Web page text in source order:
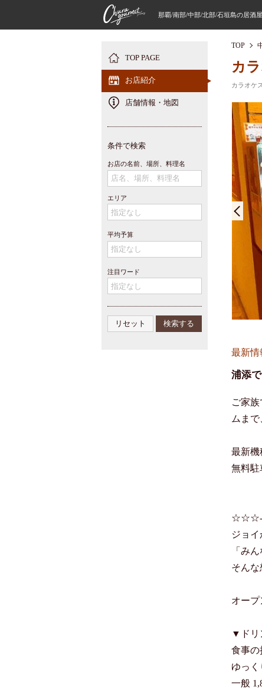
那覇/南部/中部/北部/石垣島の居酒
TOP
カ
カラオケ
最新情
浦添
ご家
ムま
最新機
無料駐
ジョイ
「み
そんな
オープ
▼ドリ
食事
ゆっく
一般
TOP PAGE
お店紹介
店舗情報・地図
条件で検索
お店の名前、場所、料理名
エリア
平均予算
注目ワード